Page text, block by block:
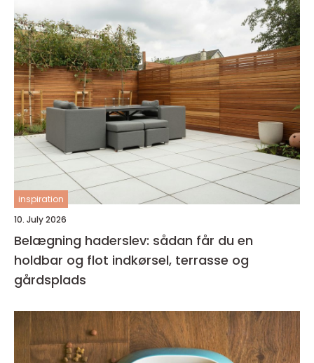
inspiration
10. July 2026
Belægning haderslev: sådan får du en
holdbar og flot indkørsel, terrasse og
gårdsplads